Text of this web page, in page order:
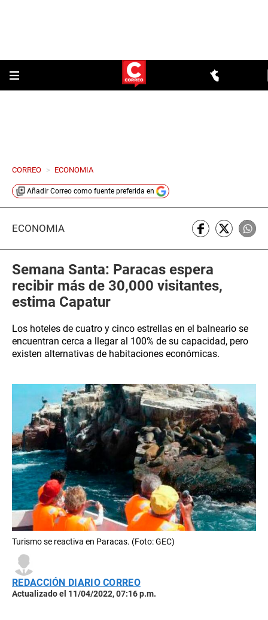
CORREO > ECONOMIA
Añadir Correo como fuente preferida en
ECONOMÍA
Semana Santa: Paracas espera
recibir más de 30,000 visitantes,
estima Capatur
Los hoteles de cuatro y cinco estrellas en el balneario se
encuentran cerca a llegar al 100% de su capacidad, pero
existen alternativas de habitaciones económicas.
Turismo se reactiva en Paracas. (Foto: GEC)
REDACCIÓN DIARIO CORREO
Actualizado el 11/04/2022, 07:16 p.m.